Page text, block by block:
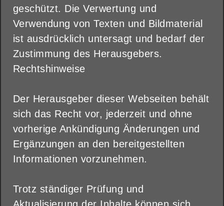
geschützt. Die Verwertung und
Verwendung von Texten und Bildmaterial
ist ausdrücklich untersagt und bedarf der
Zustimmung des Herausgebers.
Rechtshinweise
Der Herausgeber dieser Webseiten behält
sich das Recht vor, jederzeit und ohne
vorherige Ankündigung Änderungen und
Ergänzungen an den bereitgestellten
Informationen vorzunehmen.
Trotz ständiger Prüfung und